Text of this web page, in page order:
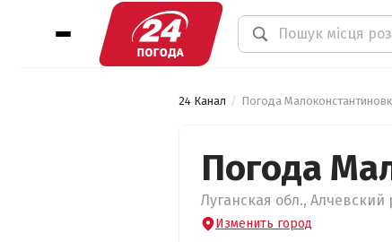
24 Канал Погода
Погода
Луганская обл.,
Изменить город